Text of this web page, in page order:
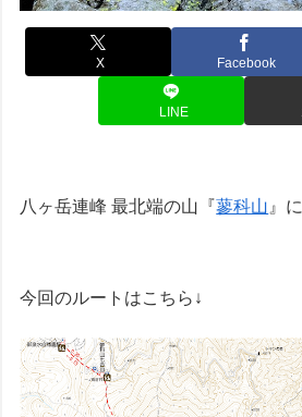
X Facebook
LINE
八ヶ岳連峰 最北端の山『蓼科山 』
今回のルートはこちら↓